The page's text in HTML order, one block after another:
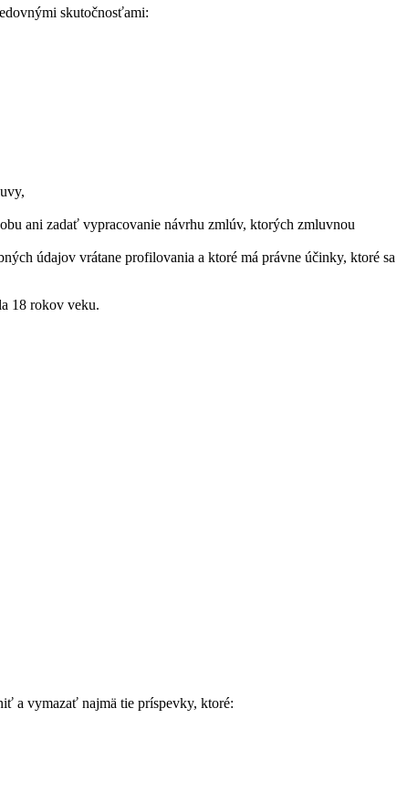
skutočnosťami:
ani zadať vypracovanie návrhu zmlúv, ktorých zmluvnou
údajov vrátane profilovania a ktoré má právne účinky, ktoré sa
18 rokov veku.
a vymazať najmä tie príspevky, ktoré: